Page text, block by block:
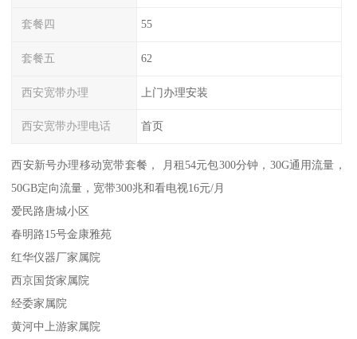
套餐四 55
套餐五 62
西安宽带办理 上门办理安装
西安宽带办理电话 首页
西安新号办理移动宽带套餐， 月租54元包300分钟，30G通用流量，
50GB定向流量，宽带300兆和看电视16元/月
爱民路唐城小区
春明路15号金康雅苑
红华仪器厂家属院
西京国货家属院
经委家属院
黄河中上游家属院